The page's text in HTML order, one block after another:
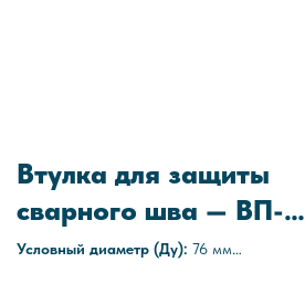
Втулка для защиты
сварного шва — ВП-М
76-5
Условный диаметр (Ду): 76 мм